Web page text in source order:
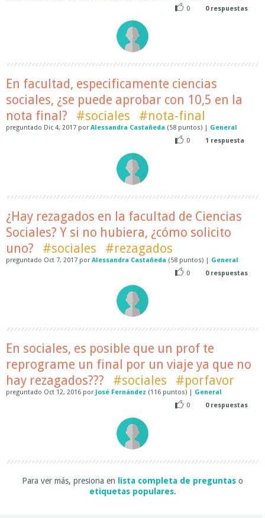
0
0respuestas
En facultad, especificamente ciencias
sociales, ¿se puede aprobar con 10,5 en la
nota final?
#sociales #nota-final
preguntado Dic 4, 2017 por Alessandra Castañeda (58 puntos) | General
0
1 respuesta
¿Hay rezagados en la facultad de Ciencias
Sociales? Y si no hubiera, ¿cómo solicito
uno?
#sociales #rezagados
preguntado Oct 7, 2017 por Alessandra Castañeda (58 puntos) | General
0
0respuestas
En sociales, es posible que un prof te
reprograme un final por un viaje ya que no
hay rezagados???
#sociales #porfavor
preguntado Oct 12, 2016 por José Fernández (116 puntos) | General
0
0respuestas
Para ver más, presiona en lista completa de preguntas o
etiquetas populares.